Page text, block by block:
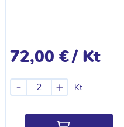
72,00 €/ Kt
Kt
- +